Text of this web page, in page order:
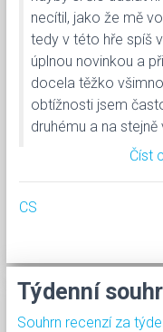
necítil, jako že mě
tedy v této hře spíš
úplnou novinkou a
docela těžko
obtížnosti jsem
druhému a na stejně
Číst
CS
Týdenní
Souhrn recenzí za